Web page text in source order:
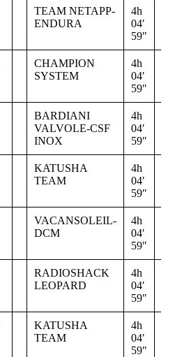
TEAM NETAPP-
ENDURA
4h
04′
59″
CHAMPION
SYSTEM
4h
04′
59″
BARDIANI
VALVOLE-CSF
INOX
4h
04′
59″
KATUSHA
TEAM
4h
04′
59″
VACANSOLEIL-
DCM
4h
04′
59″
RADIOSHACK
LEOPARD
4h
04′
59″
KATUSHA
TEAM
4h
04′
59″